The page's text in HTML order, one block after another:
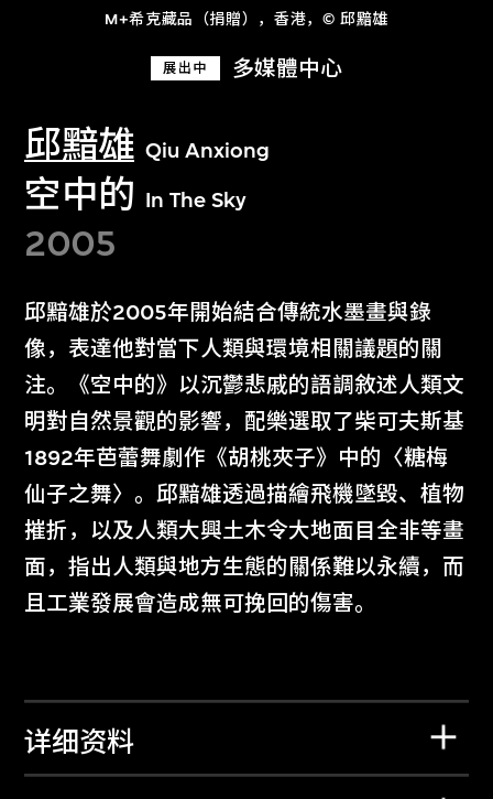
M+希克藏品（捐贈），香港，© 邱黯雄
展出中 多媒體中心
邱黯雄 Qiu Anxiong
空中的 In The Sky
2005
邱黯雄於2005年開始結合傳統水墨畫與錄
像，表達他對當下人類與環境相關議題的關
注。《空中的》以沉鬱悲戚的語調敘述人類文
明對自然景觀的影響，配樂選取了柴可夫斯基
1892年芭蕾舞劇作《胡桃夾子》中的〈糖梅
仙子之舞〉。邱黯雄透過描繪飛機墜毀、植物
摧折，以及人類大興土木令大地面目全非等畫
面，指出人類與地方生態的關係難以永續，而
且工業發展會造成無可挽回的傷害。
详细资料
文化藏品。